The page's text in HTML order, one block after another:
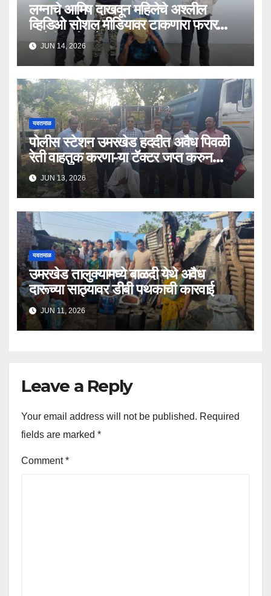
लग्नाचे आमिष दाखवून महिलेचे अश्लील
व्हिडिओ सोशल मीडियावर टाकणारा फरार
आरोपी अखेर जेरबंद!
JUN 14, 2026
यवतमाळ
पोलीस स्टेशन उमरखेड हददीत अवैध पिवळी
रेती वाहतुक करणा-या टॅक्टर जप्त करुन
चालक
JUN 13, 2026
यवतमाळ
उमरखेड तालुक्यामध्ये बाळदी येथे अवैध
दारूच्या साठ्यावर डीबी पथकाची कारवाई
JUN 11, 2026
Leave a Reply
Your email address will not be published. Required
fields are marked *
Comment*